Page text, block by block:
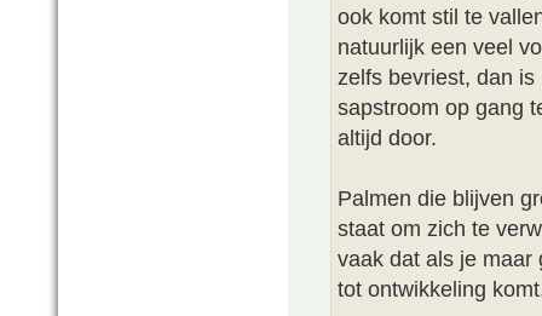
ook komt stil te
natuurlijk een veel
zelfs bevriest, dan
sapstroom op gang
altijd door.
Palmen die blijven
staat om zich te
vaak dat als je maar
tot ontwikkeling